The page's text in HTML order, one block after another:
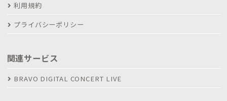
利用規約
プライバシーポリシー
関連サービス
BRAVO DIGITAL CONCERT LIVE